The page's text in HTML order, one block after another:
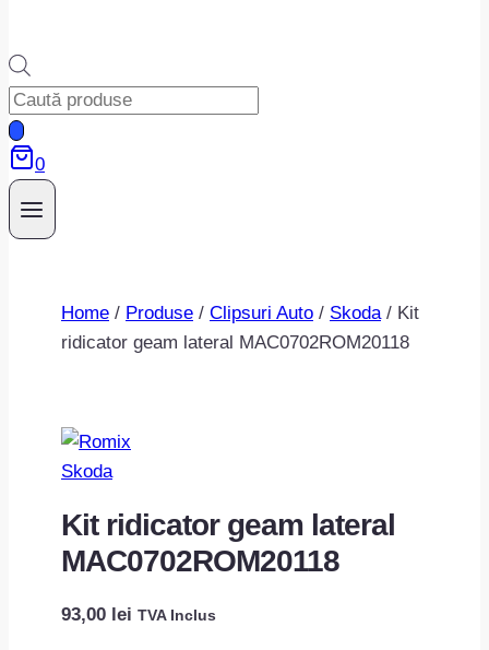
Products
search
0
Home / Produse / Clipsuri Auto / Skoda / Kit
ridicator geam lateral MAC0702ROM20118
Skoda
Kit ridicator geam lateral
MAC0702ROM20118
93,00 lei TVA Inclus